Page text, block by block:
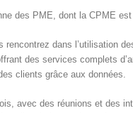
des PME, dont la CPME
dans l’utilisation
des services complets
clients grâce aux données.
avec des réunions et des